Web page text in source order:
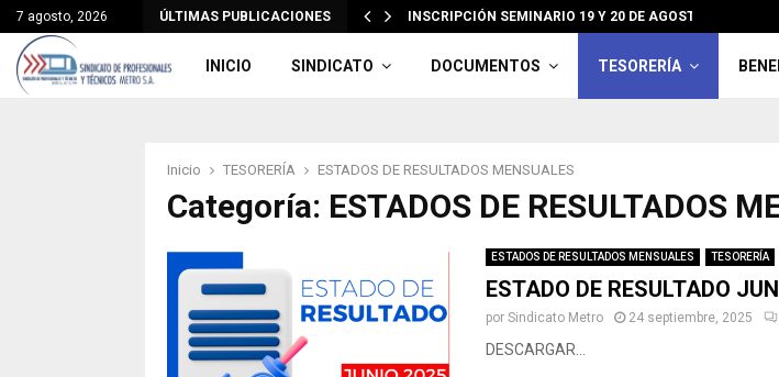
7 agosto, 2026 ÚLTIMAS PUBLICACIONES INSCRIPCIÓN SEMINARIO 19 Y 20 DE AGOSTO EN OLMUÉ
INICIO SINDICATO DOCUMENTOS TESORERÍA
Inicio TESORERÍA ESTADOS DE RESULTADOS MENSUALES
Categoría: ESTADOS DE RESULTADOS
ESTADOS DE RESULTADOS MENSUALES TESORERÍA
ESTADO DE RESULTADO
por Sindicato Metro 24 septiembre, 2025
DESCARGAR...